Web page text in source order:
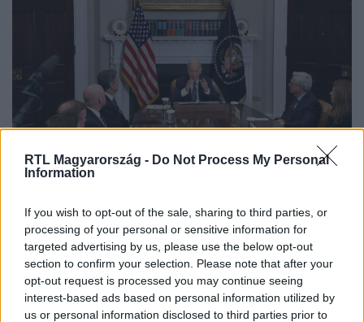
RTL Magyarország - Do Not Process My Personal
Information
If you wish to opt-out of the sale, sharing to third parties, or
processing of your personal or sensitive information for
targeted advertising by us, please use the below opt-out
section to confirm your selection. Please note that after your
opt-out request is processed you may continue seeing
interest-based ads based on personal information utilized by
us or personal information disclosed to third parties prior to
2024. február 1. 16:02
Válaszul a jordániai katonai támaszpontot ért, három
amerikai katona halálát okozó dróntámadásra.
2:36